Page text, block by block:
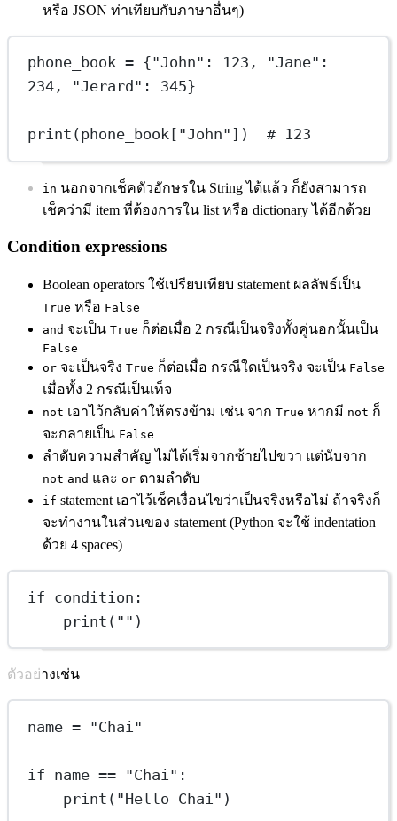
หรือ JSON ท่าเทียบกับภาษาอื่นๆ)
phone_book = {"John" : 123 , "Jane"
234 , "Jerard" : 345}
print (phone_book[ "John" ]) # 123
in นอกจากเช็คตัวอักษรใน String ได้แล้ว ก็ยังสามารถ
เช็คว่ามี item ที่ต้องการใน list หรือ dictionary ได้อีกด้วย
Condition expressions
Boolean operators ใช้เปรียบเทียบ statement ผลลัพธ์เป็น
True หรือ False
and จะเป็น True ก็ต่อเมื่อ 2 กรณีเป็นจริงทั้งคู่นอกนั้นเป็น
False
or จะเป็นจริง True ก็ต่อเมื่อ กรณีใดเป็นจริง จะเป็น False
เมื่อทั้ง 2 กรณีเป็นเท็จ
not เอาไว้กลับค่าให้ตรงข้าม เช่น จาก True หากมี not ก็
จะกลายเป็น False
ลำดับความสำคัญ ไม่ได้เริ่มจากซ้ายไปขวา แต่นับจาก
not and และ or ตามลำดับ
if statement เอาไว้เช็คเงื่อนไขว่าเป็นจริงหรือไม่ ถ้าจริงก็
จะทำงานในส่วนของ statement (Python จะใช้ indentation
ด้วย 4 spaces)
if condition:
print ( "" )
ตัวอย่างเช่น
name = "Chai"
if name == "Chai" :
print ( "Hello Chai" )